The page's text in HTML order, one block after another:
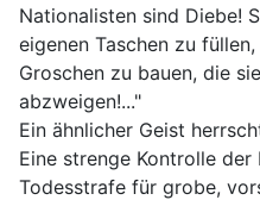
Nationalisten sind Diebe!
eigenen Taschen zu
Groschen zu bauen, die
abzweigen!..."
Ein ähnlicher Geist
Eine strenge Kontrolle der
Todesstrafe für grobe,